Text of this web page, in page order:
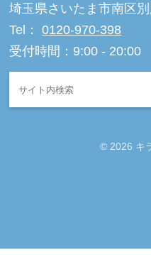
埼玉県さいたま市南区
Tel：0120-970-398
受付時間：9:00 - 20:00
© 2026 キ